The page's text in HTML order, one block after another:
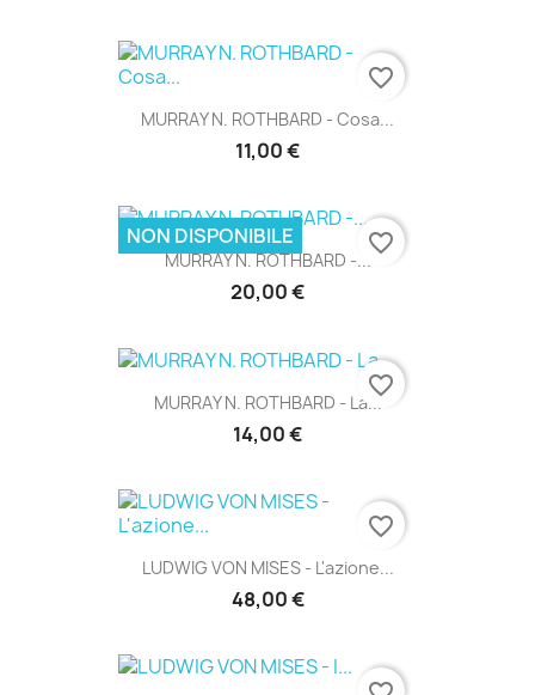
MURRAY N. ROTHBARD - Cosa...
11,00 €
favorite_border
MURRAY N. ROTHBARD -...
20,00 €
NON DISPONIBILE favorite_border
MURRAY N. ROTHBARD - La...
14,00 €
favorite_border
LUDWIG VON MISES - L'azione...
48,00 €
favorite_border